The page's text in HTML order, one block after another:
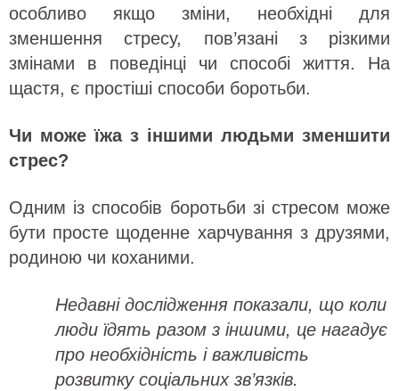
особливо якщо зміни, необхідні для
зменшення стресу, пов’язані з різкими
змінами в поведінці чи способі життя. На
щастя, є простіші способи боротьби.
Чи може їжа з іншими людьми зменшити
стрес?
Одним із способів боротьби зі стресом може
бути просте щоденне харчування з друзями,
родиною чи коханими.
Недавні дослідження показали, що коли
люди їдять разом з іншими, це нагадує
про необхідність і важливість
розвитку соціальних зв’язків.